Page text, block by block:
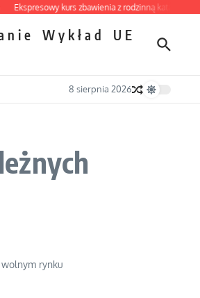
kurs zbawienia z rodzinną katastrofą
Wykład
UE
8 sierpnia 2026
rynku